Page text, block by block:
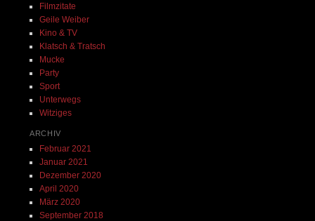
Filmzitate
Geile Weiber
Kino & TV
Klatsch & Tratsch
Mucke
Party
Sport
Unterwegs
Witziges
ARCHIV
Februar 2021
Januar 2021
Dezember 2020
April 2020
März 2020
September 2018